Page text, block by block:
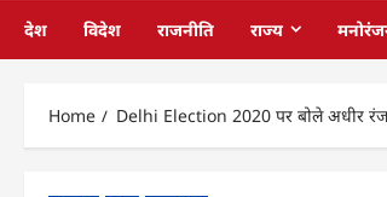
देश विदेश राजनीति राज्य
Home Delhi Election 2020 पर बोले अधीर